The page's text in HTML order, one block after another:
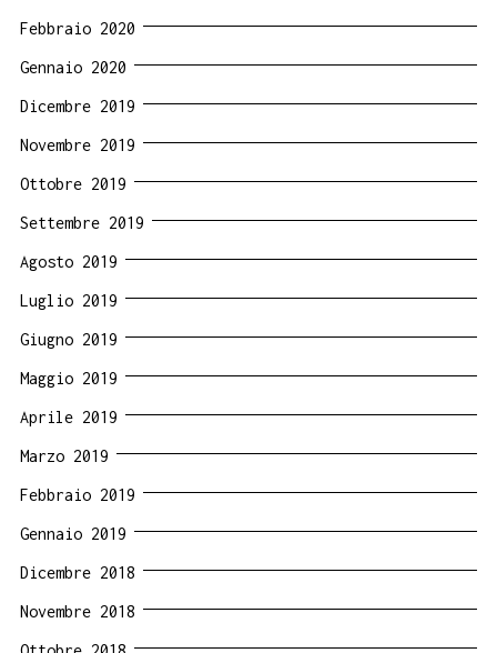
Febbraio 2020
Gennaio 2020
Dicembre 2019
Novembre 2019
Ottobre 2019
Settembre 2019
Agosto 2019
Luglio 2019
Giugno 2019
Maggio 2019
Aprile 2019
Marzo 2019
Febbraio 2019
Gennaio 2019
Dicembre 2018
Novembre 2018